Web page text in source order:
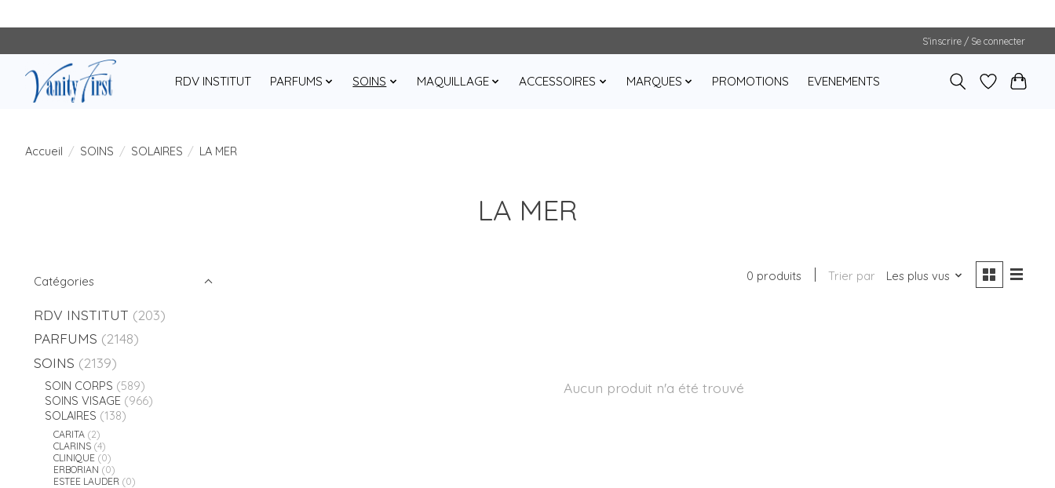
S’inscrire / Se connecter
RDV INSTITUT PARFUMS SOINS MAQUILLAGE ACCESSOIRES MARQUES PROMOTIONS EVENEMENTS
Accueil / SOINS / SOLAIRES / LA MER
LA MER
Catégories
RDV INSTITUT (203)
PARFUMS (2148)
SOINS (2139)
SOIN CORPS (589)
SOINS VISAGE (966)
SOLAIRES (138)
CARITA (2)
CLARINS (4)
CLINIQUE (0)
ERBORIAN (0)
ESTEE LAUDER (0)
0 produits Trier par Les plus vus
Aucun produit n'a été trouvé